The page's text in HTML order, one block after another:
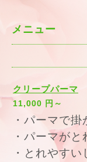
メニュー
クリープパーマ
11,000 円～
・パーマで
・パーマがと
・とれやす